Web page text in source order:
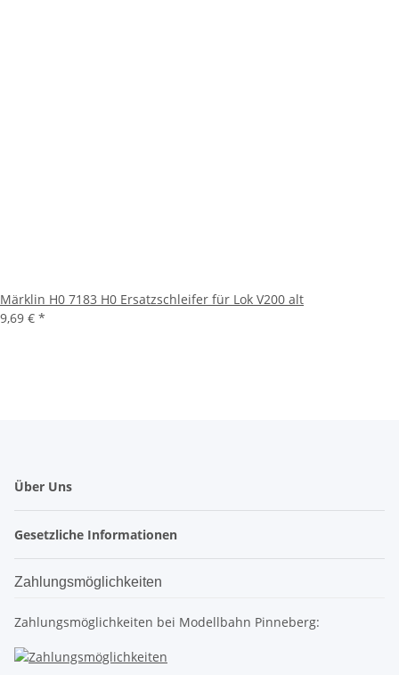
Märklin H0 7183 H0 Ersatzschleifer für Lok V200 alt
9,69 € *
Über Uns
Gesetzliche Informationen
Zahlungsmöglichkeiten
Zahlungsmöglichkeiten bei Modellbahn Pinneberg: